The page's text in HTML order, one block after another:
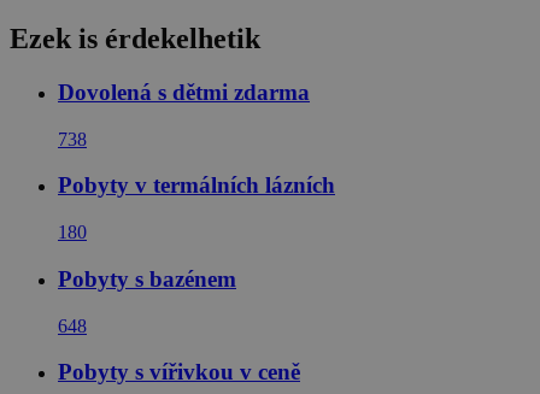
Ezek is érdekelhetik
Dovolená s dětmi zdarma
738
Pobyty v termálních lázních
180
Pobyty s bazénem
648
Pobyty s vířivkou v ceně